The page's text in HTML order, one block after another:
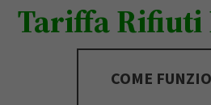
Tariffa Rifiuti
COME